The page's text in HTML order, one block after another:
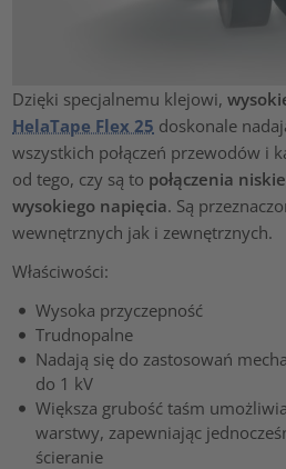
Dzięki specjalnemu klejowi,
HelaTape Flex 25 doskonale
wszystkich połączeń przewodów i
od tego, czy są to połączenia
wysokiego napięcia. Są
wewnętrznych jak i zewnętrznych.
Właściwości:
Wysoka przyczepność
Trudnopalne
Nadają się do zastosowań
do 1 kV
Większa grubość taśm
warstwy, zapewniając
ścieranie